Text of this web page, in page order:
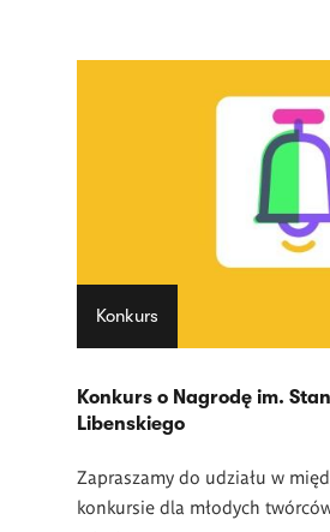
Konkurs
Konkurs o Nagrodę im.
Libenskiego
Zapraszamy do udziału w
konkursie dla młodych